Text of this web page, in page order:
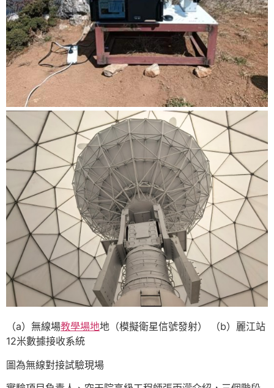
（a）無線場教學場地地（模擬衛星信號發射） （b）麗江站
12米數據接收系統
圖為無線對接試驗現場